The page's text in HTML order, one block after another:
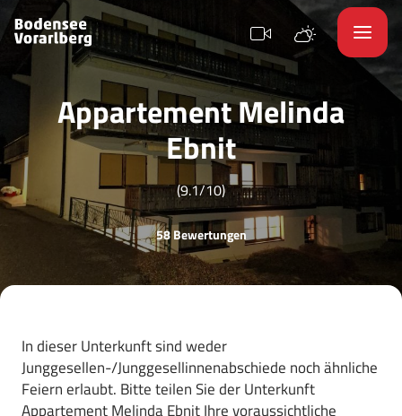
Appartement Melinda
Ebnit
(9.1/10)
58 Bewertungen
In dieser Unterkunft sind weder
Junggesellen-/Junggesellinnenabschiede noch ähnliche
Feiern erlaubt. Bitte teilen Sie der Unterkunft
Appartement Melinda Ebnit Ihre voraussichtliche